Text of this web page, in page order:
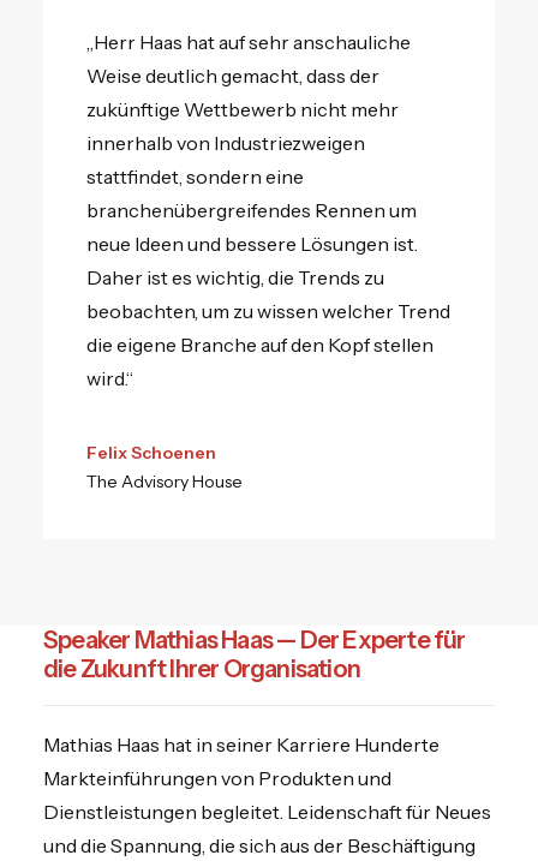
„Herr Haas hat auf sehr anschauliche
Weise deutlich gemacht, dass der
zukünftige Wettbewerb nicht mehr
innerhalb von Industriezweigen
stattfindet, sondern eine
branchenübergreifendes Rennen um
neue Ideen und bessere Lösungen ist.
Daher ist es wichtig, die Trends zu
beobachten, um zu wissen welcher Trend
die eigene Branche auf den Kopf stellen
wird.“
Felix Schoenen
The Advisory House
Speaker Mathias Haas — Der Experte für
die Zukunft Ihrer Organisation
Mathias Haas hat in seiner Karriere Hunderte
Markteinführungen von Produkten und
Dienstleistungen begleitet. Leidenschaft für Neues
und die Spannung, die sich aus der Beschäftigung